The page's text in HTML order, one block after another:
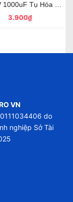
Samwha
2200uF 35V
6.000₫
VN
do
nghiệp Sở Tài